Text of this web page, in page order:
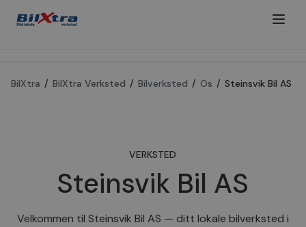
BilXtra / BilXtra Verksted / Bilverksted / Os / Steinsvik Bil AS
VERKSTED
Steinsvik Bil AS
Velkommen til Steinsvik Bil AS — ditt lokale bilverksted i